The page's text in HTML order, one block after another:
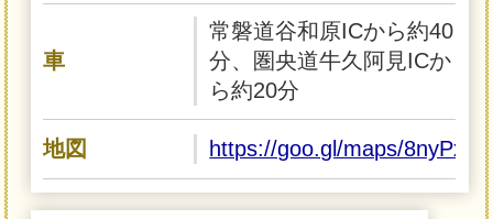
車
常磐道谷和原ICから約40
分、圏央道牛久阿見ICか
ら約20分
地図 https://goo.gl/maps/